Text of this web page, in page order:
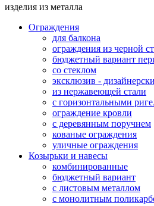
изделия из металла
Ограждения
для балкона
ограждения из черной
бюджетный вариант
со стеклом
эксклюзив -
из нержавеющей стали
с горизонтальными
ограждение кровли
с деревянным поручнем
кованые ограждения
уличные ограждения
Козырьки и навесы
комбинированные
бюджетный вариант
с листовым металлом
с монолитным